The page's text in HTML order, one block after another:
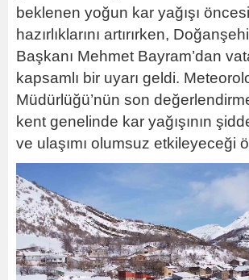
beklenen yoğun kar yağışı
hazırlıklarını artırırken,
Başkanı Mehmet Bayram’dan
kapsamlı bir uyarı geldi.
Müdürlüğü’nün son
kent genelinde kar yağışının
ve ulaşımı olumsuz etkileyeceği